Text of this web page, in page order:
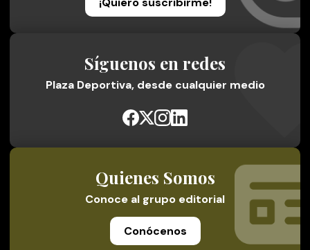
Síguenos en redes
Plaza Deportiva, desde cualquier medio
Quienes Somos
Conoce al grupo editorial
Conócenos